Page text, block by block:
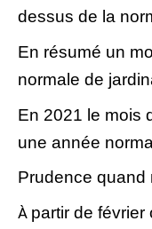
dessus de la
En résumé un
normale de
En 2021 le mois
une année
Prudence quand
À partir de